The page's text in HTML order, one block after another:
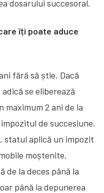
dosarului succesoral.
îți poate aduce
fără să știe. Dacă
se eliberează
2 ani de la
de succesiune.
statul aplică un impozit
moștenite.
de la deces până la
până la depunerea